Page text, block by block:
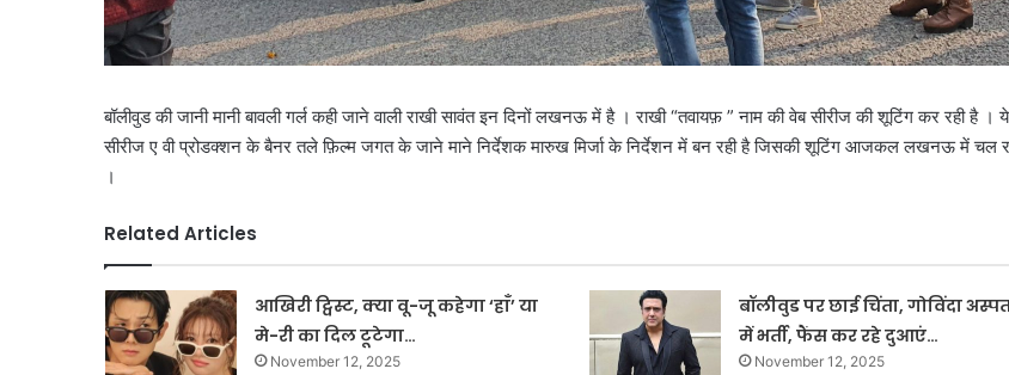
बॉलीवुड की जानी मानी बावली गर्ल कही जाने वाली राखी सावंत इन दिनों लखनऊ में है । राखी “तवायफ़ ” नाम की वेब सीरीज की शूटिंग कर रही है । ये
सीरीज ए वी प्रोडक्शन के बैनर तले फ़िल्म जगत के जाने माने निर्देशक मारुख मिर्जा के निर्देशन में बन रही है जिसकी शूटिंग आजकल लखनऊ में चल
।
Related Articles
आखिरी ट्विस्ट, क्या वू-जू कहेगा ‘हाँ’ या
मे-री का दिल टूटेगा…
November 12, 2025
बॉलीवुड पर छाई चिंता, गोविंदा
में भर्ती, फैंस कर रहे दुआएं…
November 12, 2025